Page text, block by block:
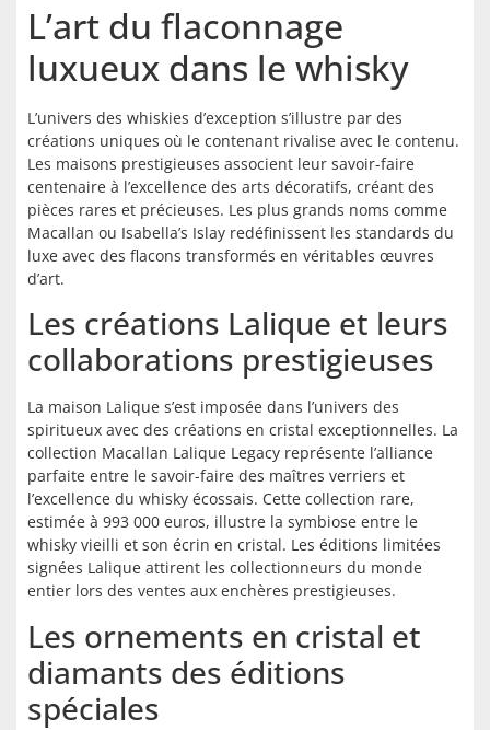
L’art du flaconnage
luxueux dans le whisky
L’univers des whiskies d’exception s’illustre par des
créations uniques où le contenant rivalise avec le contenu.
Les maisons prestigieuses associent leur savoir-faire
centenaire à l’excellence des arts décoratifs, créant des
pièces rares et précieuses. Les plus grands noms comme
Macallan ou Isabella’s Islay redéfinissent les standards du
luxe avec des flacons transformés en véritables œuvres
d’art.
Les créations Lalique et leurs
collaborations prestigieuses
La maison Lalique s’est imposée dans l’univers des
spiritueux avec des créations en cristal exceptionnelles. La
collection Macallan Lalique Legacy représente l’alliance
parfaite entre le savoir-faire des maîtres verriers et
l’excellence du whisky écossais. Cette collection rare,
estimée à 993 000 euros, illustre la symbiose entre le
whisky vieilli et son écrin en cristal. Les éditions limitées
signées Lalique attirent les collectionneurs du monde
entier lors des ventes aux enchères prestigieuses.
Les ornements en cristal et
diamants des éditions
spéciales